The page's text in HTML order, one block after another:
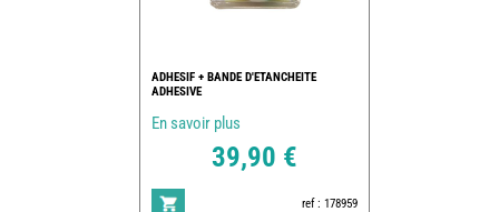
ADHESIF + BANDE D'ETANCHEITE
ADHESIVE
En savoir plus
39,90 €
ref : 178959